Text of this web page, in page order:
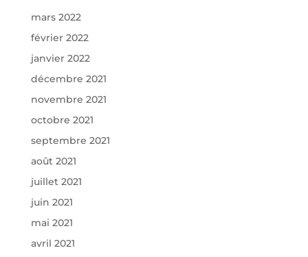
mars 2022
février 2022
janvier 2022
décembre 2021
novembre 2021
octobre 2021
septembre 2021
août 2021
juillet 2021
juin 2021
mai 2021
avril 2021